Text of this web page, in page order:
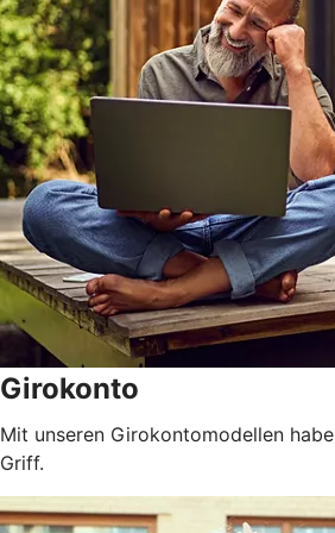
Girokonto
Mit unseren Girokontomodellen
Griff.